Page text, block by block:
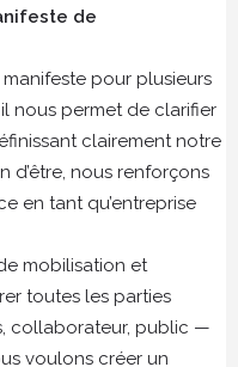
de
pour plusieurs
il nous permet de clarifier
clairement notre
d’être, nous renforçons
en tant qu’entreprise
mobilisation et
toutes les parties
collaborateur, public —
voulons créer un